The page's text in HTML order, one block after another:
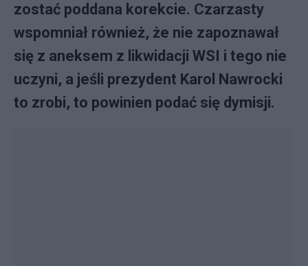
zostać poddana korekcie. Czarzasty
wspomniał również, że nie zapoznawał
się z aneksem z likwidacji WSI i tego nie
uczyni, a jeśli prezydent Karol Nawrocki
to zrobi, to powinien podać się dymisji.